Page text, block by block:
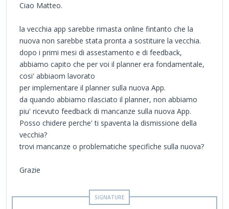
Ciao Matteo.
la vecchia app sarebbe rimasta online fintanto che la
nuova non sarebbe stata pronta a sostituire la vecchia.
dopo i primi mesi di assestamento e di feedback,
abbiamo capito che per voi il planner era fondamentale,
cosi' abbiaom lavorato
per implementare il planner sulla nuova App.
da quando abbiamo rilasciato il planner, non abbiamo
piu' ricevuto feedback di mancanze sulla nuova App.
Posso chidere perche' ti spaventa la dismissione della
vecchia?
trovi mancanze o problematiche specifiche sulla nuova?
Grazie